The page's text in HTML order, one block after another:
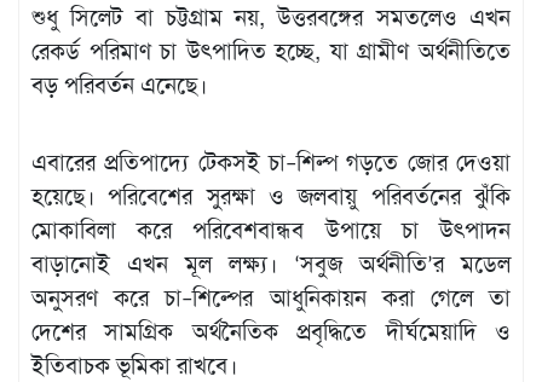
শুধু সিলেট বা চট্টগ্রাম নয়, উত্তরবঙ্গের সমতলেও এখন
রেকর্ড পরিমাণ চা উৎপাদিত হচ্ছে, যা গ্রামীণ অর্থনীতিতে
বড় পরিবর্তন এনেছে।
এবারের প্রতিপাদ্যে টেকসই চা–শিল্প গড়তে জোর দেওয়া
হয়েছে। পরিবেশের সুরক্ষা ও জলবায়ু পরিবর্তনের ঝুঁকি
মোকাবিলা করে পরিবেশবান্ধব উপায়ে চা উৎপাদন
বাড়ানোই এখন মূল লক্ষ্য। ‘সবুজ অর্থনীতি’র মডেল
অনুসরণ করে চা–শিল্পের আধুনিকায়ন করা গেলে তা
দেশের সামগ্রিক অর্থনৈতিক প্রবৃদ্ধিতে দীর্ঘমেয়াদি ও
ইতিবাচক ভূমিকা রাখবে।